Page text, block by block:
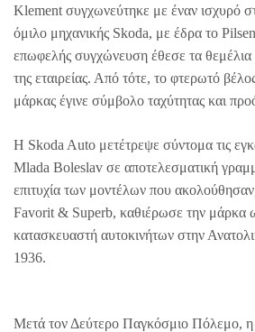
Klement συγχωνεύτηκε με έναν ισχυρό
όμιλο μηχανικής Skoda, με έδρα το
επωφελής συγχώνευση έθεσε τα θεμέλια
της εταιρείας. Από τότε, το φτερωτό
μάρκας έγινε σύμβολο ταχύτητας και
Η Skoda Auto μετέτρεψε σύντομα τις
Mlada Boleslav σε αποτελεσματική
επιτυχία των μοντέλων που
Favorit & Superb, καθιέρωσε την μάρκα
κατασκευαστή αυτοκινήτων στην
1936.
Μετά τον Δεύτερο Παγκόσμιο Πόλεμο, η